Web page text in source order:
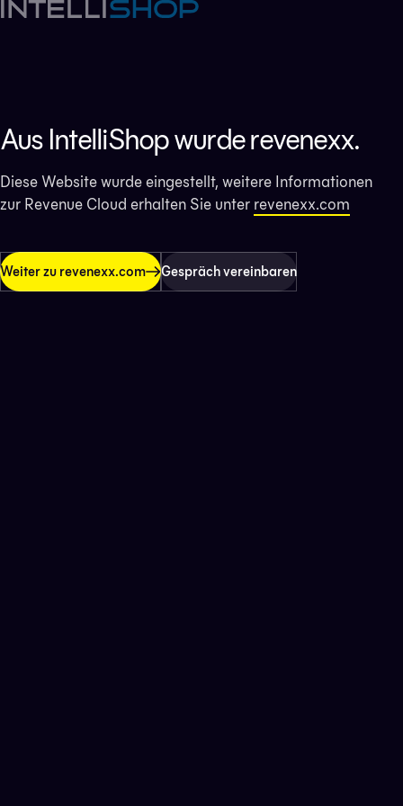
Aus IntelliShop wurde revenexx.
Diese Website wurde eingestellt, weitere Informationen
zur Revenue Cloud erhalten Sie unter revenexx.com
Weiter zu revenexx.com Gespräch vereinbaren